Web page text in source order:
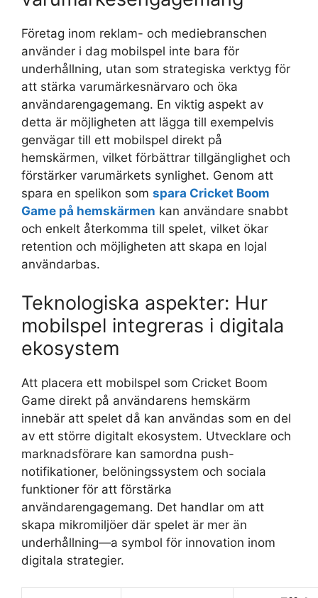
Företag inom reklam- och mediebranschen
använder i dag mobilspel inte bara för
underhållning, utan som strategiska verktyg för
att stärka varumärkesnärvaro och öka
användarengagemang. En viktig aspekt av
detta är möjligheten att lägga till exempelvis
genvägar till ett mobilspel direkt på
hemskärmen, vilket förbättrar tillgänglighet och
förstärker varumärkets synlighet. Genom att
spara en spelikon som spara Cricket Boom
Game på hemskärmen kan användare snabbt
och enkelt återkomma till spelet, vilket ökar
retention och möjligheten att skapa en lojal
användarbas.
Teknologiska aspekter: Hur
mobilspel integreras i digitala
ekosystem
Att placera ett mobilspel som Cricket Boom
Game direkt på användarens hemskärm
innebär att spelet då kan användas som en del
av ett större digitalt ekosystem. Utvecklare och
marknadsförare kan samordna push-
notifikationer, belöningssystem och sociala
funktioner för att förstärka
användarengagemang. Det handlar om att
skapa mikromiljöer där spelet är mer än
underhållning—a symbol för innovation inom
digitala strategier.